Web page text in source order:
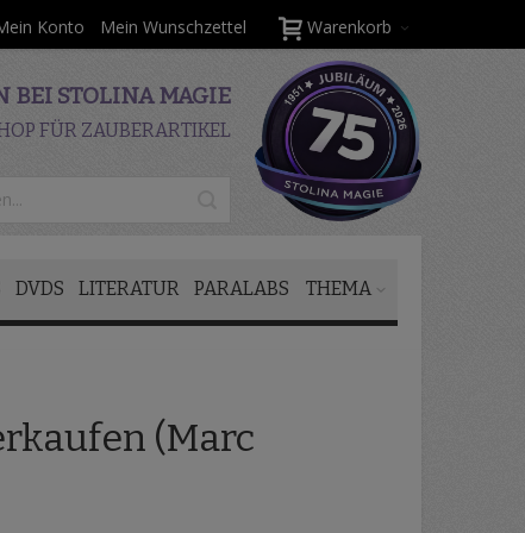
Warenkorb
Konto Mein Wunschzettel
BEI STOLINA MAGIE
FÜR ZAUBERARTIKEL
DVDS LITERATUR PARALABS THEMA
(Marc